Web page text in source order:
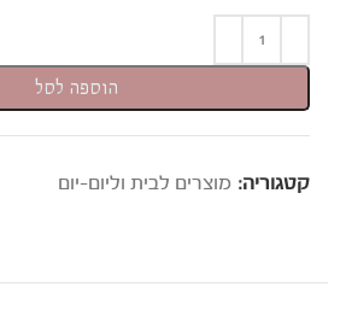
הוספה לסל
קטגוריה: מוצרים לבית וליום-יום